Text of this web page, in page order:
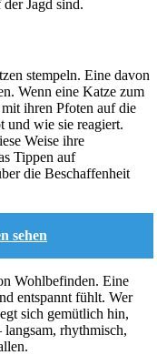
Jagd sind.
stempeln. Eine davon
Wenn eine Katze zum
ihren Pfoten auf die
und wie sie reagiert.
Weise ihre
Tippen auf
die Beschaffenheit
sehen
Wohlbefinden. Eine
entspannt fühlt. Wer
sich gemütlich hin,
rhythmisch,